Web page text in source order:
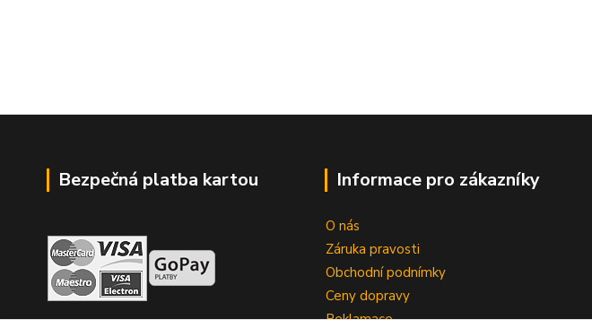
Bezpečná platba kartou Informace pro zákazníky
O nás
Záruka pravosti
Obchodní podnímky
Ceny dopravy
Reklamace